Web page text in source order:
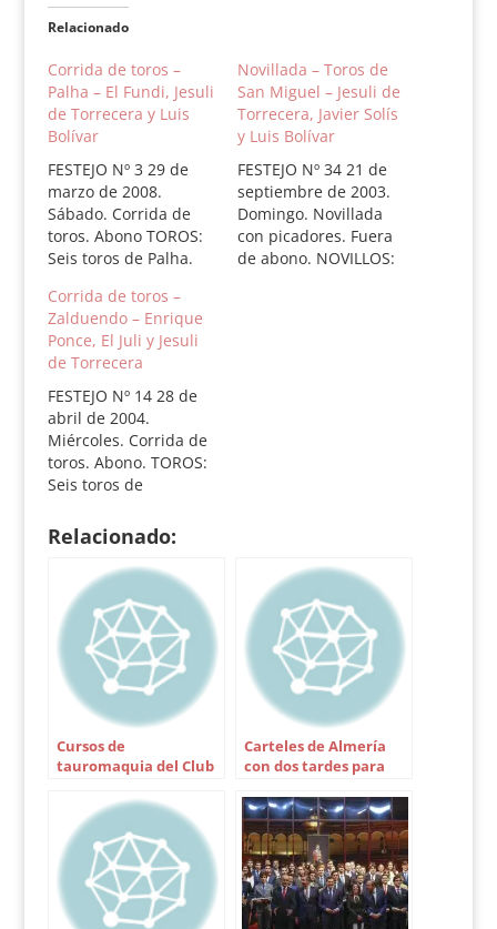
Relacionado
Corrida de toros –
Palha – El Fundi, Jesuli
de Torrecera y Luis
Bolívar
FESTEJO Nº 3 29 de
marzo de 2008.
Sábado. Corrida de
toros. Abono TOROS:
Seis toros de Palha.
negro mulato listón,
555 kilos. Aplausos.
2.- Jardinero, nº 218,
negro, 569 kilos.
Silencio. 3.- Cesguno,
nº 204, negro mulato
listón, 530 kilos.
Silencio. 4.- Formoso,
nº 152,…
Novillada – Toros de
San Miguel – Jesuli de
Torrecera, Javier Solís
y Luis Bolívar
FESTEJO Nº 34 21 de
septiembre de 2003.
Domingo. Novillada
con picadores. Fuera
de abono. NOVILLOS:
Corrida de toros –
Zalduendo – Enrique
Ponce, El Juli y Jesuli
de Torrecera
FESTEJO Nº 14 28 de
abril de 2004.
Miércoles. Corrida de
toros. Abono. TOROS:
Seis toros de
nº 76, negro mulato
listón, 512 kilos.
Silencio. 2.-
Debutante, nº 110,
negro mulato bragao,
589 kilos. Silencio. 3.-
Gachí, nº 126, negro
mulato, 535 kilos.
Pitos. 4.- Embarcado,
Relacionado:
Cursos de
tauromaquia del Club
Prácticos
Carteles de Almería
con dos tardes para